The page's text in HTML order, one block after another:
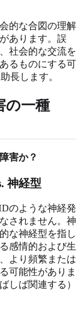
的な合図の理解
あります。誤
社会的な交流を
るものにする可
長します。
の一種
害か？
神経型
のような神経発
されません。神
な神経型を指し
感情的および生
より頻繁または
可能性がありま
しば関連する）